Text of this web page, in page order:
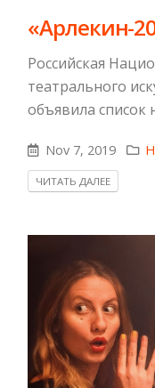
«Арлекин-
Российская
театрального
объявила список
Nov 7, 2019
ЧИТАТЬ ДАЛЕЕ